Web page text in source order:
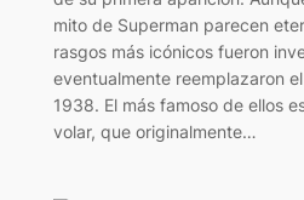
mito de Superman parecen
rasgos más icónicos fueron
eventualmente reemplazaron
1938. El más famoso de ellos
volar, que originalmente…